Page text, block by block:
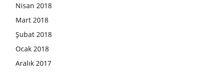
Nisan 2018
Mart 2018
Şubat 2018
Ocak 2018
Aralık 2017